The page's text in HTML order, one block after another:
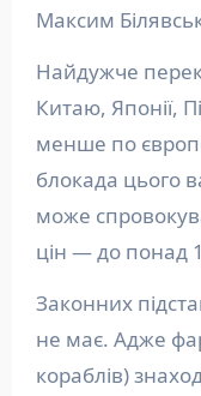
Максим
Найдужче
Китаю, Японії,
менше по
блокада цього
може
цін — до понад
Законних
не має. Адже
кораблів)